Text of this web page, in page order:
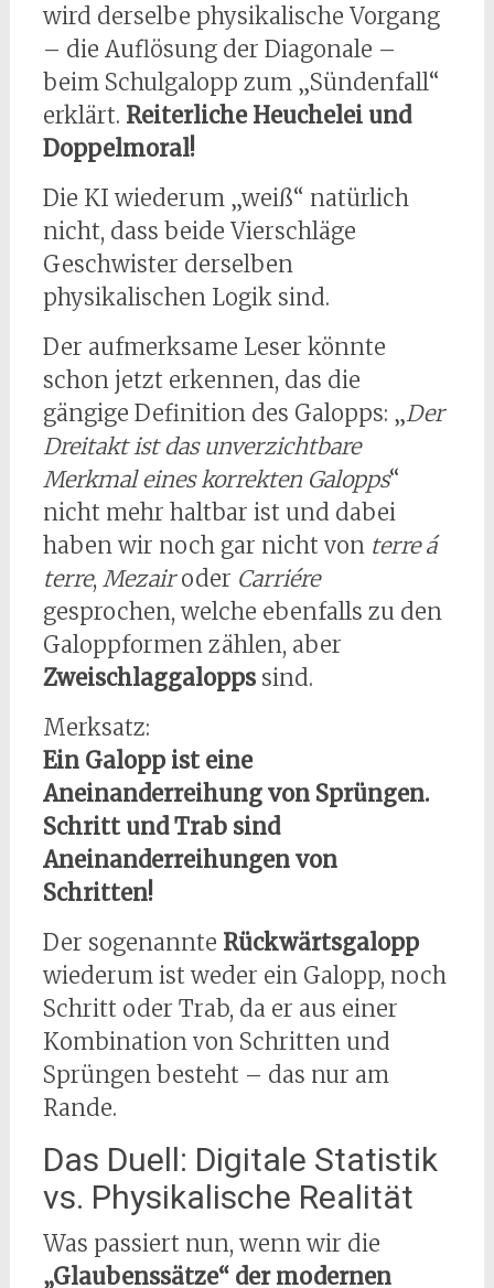
wird derselbe physikalische Vorgang
– die Auflösung der Diagonale –
beim Schulgalopp zum „Sündenfall“
erklärt. Reiterliche Heuchelei und
Doppelmoral!
Die KI wiederum „weiß“ natürlich
nicht, dass beide Vierschläge
Geschwister derselben
physikalischen Logik sind.
Der aufmerksame Leser könnte
schon jetzt erkennen, das die
gängige Definition des Galopps: „Der
Dreitakt ist das unverzichtbare
Merkmal eines korrekten Galopps“
nicht mehr haltbar ist und dabei
haben wir noch gar nicht von terre á
terre, Mezairoder Carriére
gesprochen, welche ebenfalls zu den
Galoppformen zählen, aber
Zweischlaggalopps sind.
Merksatz:
Ein Galopp ist eine
Aneinanderreihung von Sprüngen.
Schritt und Trab sind
Aneinanderreihungen von
Schritten!
Der sogenannte Rückwärtsgalopp
wiederum ist weder ein Galopp, noch
Schritt oder Trab, da er aus einer
Kombination von Schritten und
Sprüngen besteht – das nur am
Rande.
Das Duell: Digitale Statistik
vs. Physikalische Realität
Was passiert nun, wenn wir die
„Glaubenssätze“ der modernen